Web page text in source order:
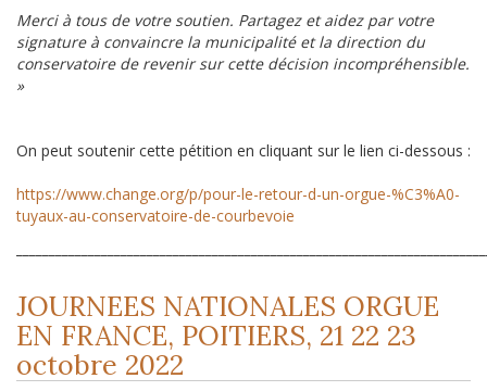
Merci à tous de votre soutien. Partagez et aidez par votre
signature à convaincre la municipalité et la direction du
conservatoire de revenir sur cette décision incompréhensible.
»
On peut soutenir cette pétition en cliquant sur le lien ci-dessous :
https://www.change.org/p/pour-le-retour-d-un-orgue-%C3%A0-
tuyaux-au-conservatoire-de-courbevoie
JOURNEES NATIONALES ORGUE
EN FRANCE, POITIERS, 21 22 23
octobre 2022